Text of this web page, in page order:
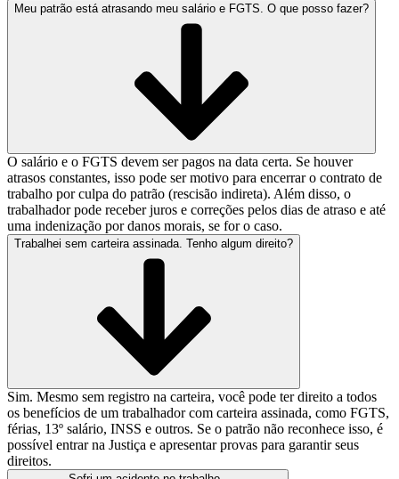
Meu patrão está atrasando meu salário e FGTS. O que posso fazer?
O salário e o FGTS devem ser pagos na data certa. Se houver
atrasos constantes, isso pode ser motivo para encerrar o contrato de
trabalho por culpa do patrão (rescisão indireta). Além disso, o
trabalhador pode receber juros e correções pelos dias de atraso e até
uma indenização por danos morais, se for o caso.
Trabalhei sem carteira assinada. Tenho algum direito?
Sim. Mesmo sem registro na carteira, você pode ter direito a todos
os benefícios de um trabalhador com carteira assinada, como FGTS,
férias, 13º salário, INSS e outros. Se o patrão não reconhece isso, é
possível entrar na Justiça e apresentar provas para garantir seus
direitos.